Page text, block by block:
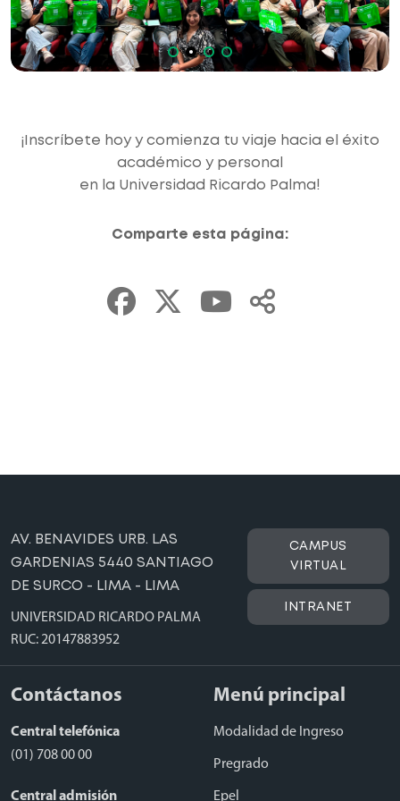
¡Inscríbete hoy y comienza tu viaje hacia el éxito
académico y personal
en la Universidad Ricardo Palma!
Comparte esta página:
AV. BENAVIDES URB. LAS
GARDENIAS 5440 SANTIAGO
DE SURCO - LIMA - LIMA
UNIVERSIDAD RICARDO PALMA
RUC: 20147883952
CAMPUS
VIRTUAL
INTRANET
Contáctanos
Central telefónica
(01) 708 00 00
Central admisión
Menú principal
Modalidad de Ingreso
Pregrado
Epel